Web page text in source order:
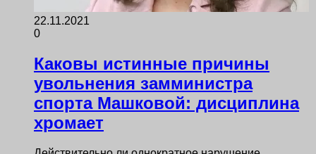
22.11.2021
0
Каковы истинные причины
увольнения замминистра
спорта Машковой: дисциплина
хромает